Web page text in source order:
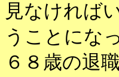
見なければ
うことにな
６８歳の退